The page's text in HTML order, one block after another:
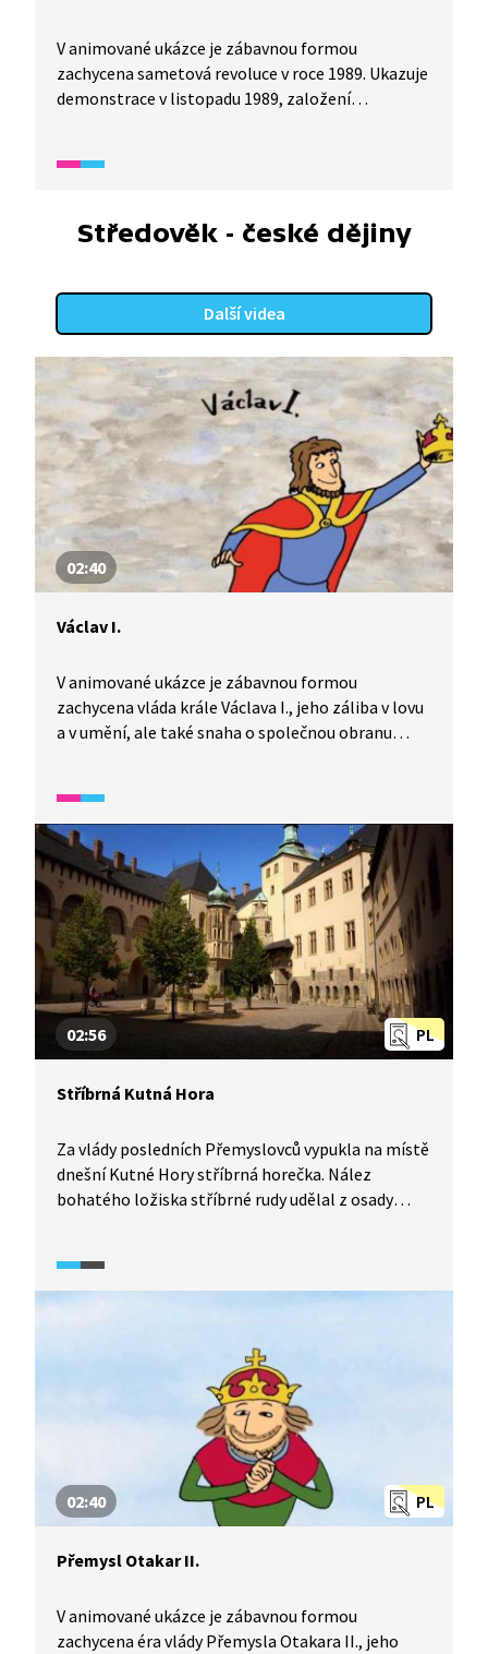
V animované ukázce je zábavnou formou
zachycena sametová revoluce v roce 1989. Ukazuje
demonstrace v listopadu 1989, založení
Středověk - české dějiny
Další videa
02:40
Václav I.
V animované ukázce je zábavnou formou
zachycena vláda krále Václava I., jeho záliba v lovu
a v umění, ale také snaha o společnou obranu
PL
02:56
Stříbrná Kutná Hora
Za vlády posledních Přemyslovců vypukla na místě
dnešní Kutné Hory stříbrná horečka. Nález
bohatého ložiska stříbrné rudy udělal z osady
v roce 1300 velmi promyšlený horní zákoník, kde
stanovil královská práva, stanovil pevnou pracovní
Hoře jednu z nejvýznamnějších mincí středověku,
PL
02:40
Přemysl Otakar II.
V animované ukázce je zábavnou formou
zachycena éra vlády Přemysla Otakara II., jeho